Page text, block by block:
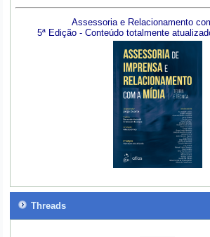
Assessoria e Relacionamento
5ª Edição - Conteúdo totalmente
Threads